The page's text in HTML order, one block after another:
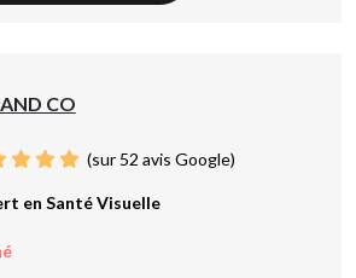
CO
(sur 52 avis Google)
en Santé Visuelle